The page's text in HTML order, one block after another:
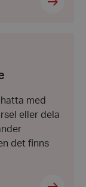
med
eller dela
det finns